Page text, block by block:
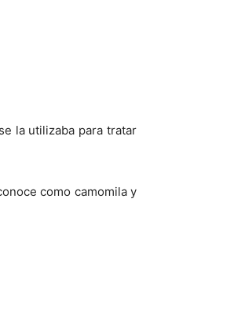
la utilizaba para tratar
como camomila y